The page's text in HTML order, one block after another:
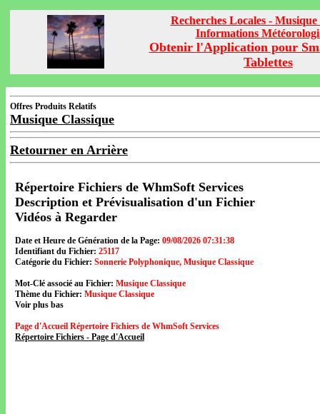
Recherches Locales - Musique
Informations
Obtenir l'Application pour
Tablettes
Offres Produits Relatifs
Musique Classique
Retourner en Arrière
Répertoire Fichiers de WhmSoft Services
Description et Prévisualisation d'un Fichier
Vidéos à Regarder
Date et Heure de Génération de la Page: 09/08/2026 07:31:38
Identifiant du Fichier: 25117
Catégorie du Fichier: Sonnerie Polyphonique, Musique Classique
Mot-Clé associé au Fichier: Musique Classique
Thème du Fichier: Musique Classique
Voir plus bas
Page d'Accueil Répertoire Fichiers de WhmSoft Services
Répertoire Fichiers - Page d'Accueil